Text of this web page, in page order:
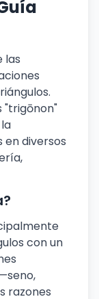
las
"trigōnon"
diversos
con un
razones